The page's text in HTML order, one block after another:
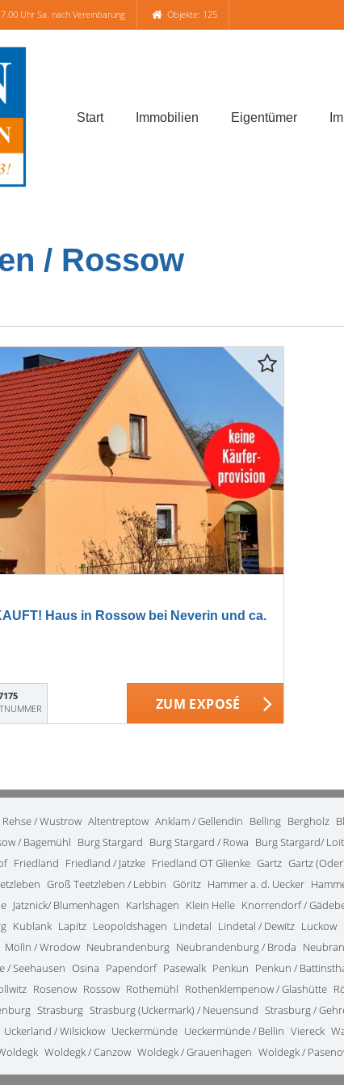
Uhr Sa. nach Vereinbarung Objekte: 125
Start Immobilien Eigentümer
/ Rossow
Haus in Rossow bei Neverin und ca.
ZUM EXPOSÉ
Rehse / Wustrow Altentreptow Anklam / Gellendin Belling Bergholz
/ Bagemühl Burg Stargard Burg Stargard / Rowa Burg Stargard/
Friedland Friedland / Jatzke Friedland OT Glienke Gartz Gartz
Groß Teetzleben / Lebbin Göritz Hammer a. d. Uecker
Jatznick/ Blumenhagen Karlshagen Klein Helle Knorrendorf /
Kublank Lapitz Leopoldshagen Lindetal Lindetal / Dewitz Luckow
Mölln / Wrodow Neubrandenburg Neubrandenburg / Broda
/ Seehausen Osina Papendorf Pasewalk Penkun Penkun /
Rosenow Rossow Rothemühl Rothenklempenow / Glashütte
Strasburg Strasburg (Uckermark) / Neuensund Strasburg /
Uckerland / Wilsickow Ueckermünde Ueckermünde / Bellin Viereck
Woldegk / Canzow Woldegk / Grauenhagen Woldegk /